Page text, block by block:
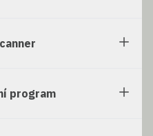
program